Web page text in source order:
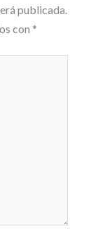
publicada.
con *